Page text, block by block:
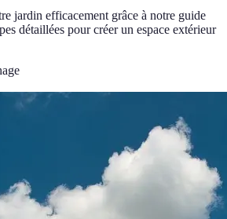
jardin efficacement grâce à notre guide
détaillées pour créer un espace extérieur